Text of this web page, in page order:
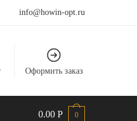
info@howin-opt.ru
Оформить заказ
0.00 Р 0